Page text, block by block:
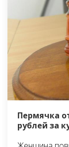
Пермячка
рублей за